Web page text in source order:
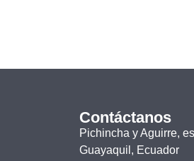
Contáctanos
Pichincha y Aguirre,
Guayaquil, Ecuador